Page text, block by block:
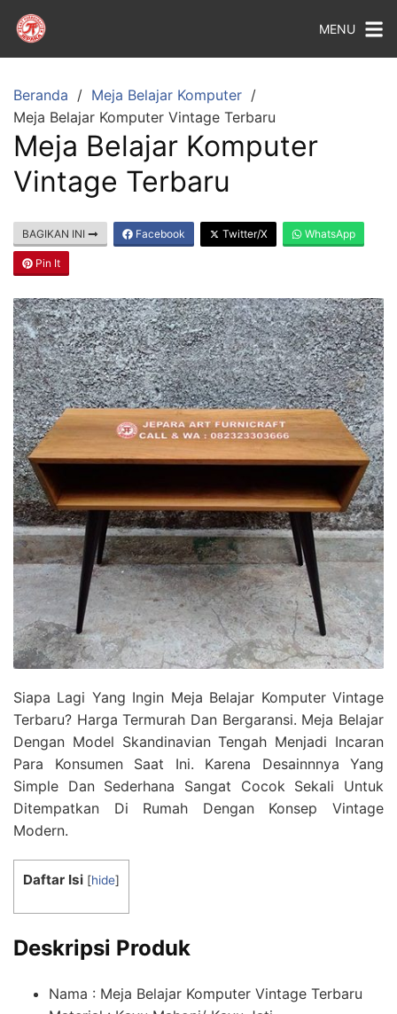
MENU
Beranda
Meja Belajar Komputer
Meja Belajar Komputer Vintage Terbaru
Meja Belajar Komputer
Vintage Terbaru
BAGIKAN INI Facebook Twitter/X WhatsApp
Pin It
Siapa Lagi Yang Ingin Meja Belajar Komputer Vintage
Terbaru? Harga Termurah Dan Bergaransi. Meja Belajar
Dengan Model Skandinavian Tengah Menjadi Incaran
Para Konsumen Saat Ini. Karena Desainnnya Yang
Simple Dan Sederhana Sangat Cocok Sekali Untuk
Ditempatkan Di Rumah Dengan Konsep Vintage
Modern.
Daftar Isi [hide]
Deskripsi Produk
Nama : Meja Belajar Komputer Vintage Terbaru